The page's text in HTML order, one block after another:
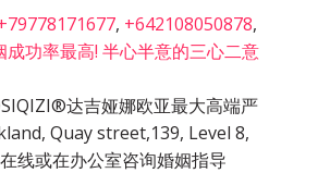
, +642108050878,
功率最高! 半心半意的三心二意
达吉娅娜欧亚最大高端严
Quay street,139, Level 8,
线或在办公室咨询婚姻指导